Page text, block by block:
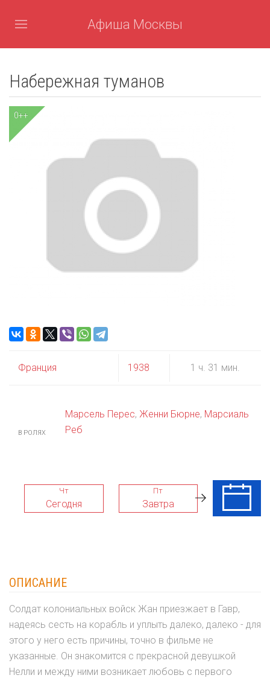
Афиша Москвы
Набережная туманов
0++
Франция 1938 1 ч. 31 мин.
В РОЛЯХ
Марсель Перес, Женни Бюрне, Марсиаль
Реб
Чт
Сегодня
Пт
Завтра
Сб
ОПИСАНИЕ
Солдат колониальных войск Жан приезжает в Гавр,
надеясь сесть на корабль и уплыть далеко, далеко - для
этого у него есть причины, точно в фильме не
указанные. Он знакомится с прекрасной девушкой
Нелли и между ними возникает любовь с первого